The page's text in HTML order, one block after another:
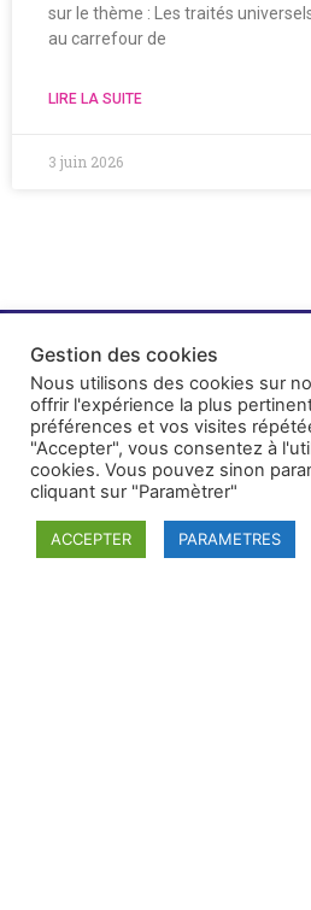
sur le thème : Les traités
au carrefour de
LIRE LA SUITE
3 juin 2026
Gestion des cookies
Nous utilisons des cookies sur
offrir l'expérience la plus
préférences et vos visites
"Accepter", vous consentez à
cookies. Vous pouvez sinon
cliquant sur "Paramètrer"
ACCEPTER PARAMETRES